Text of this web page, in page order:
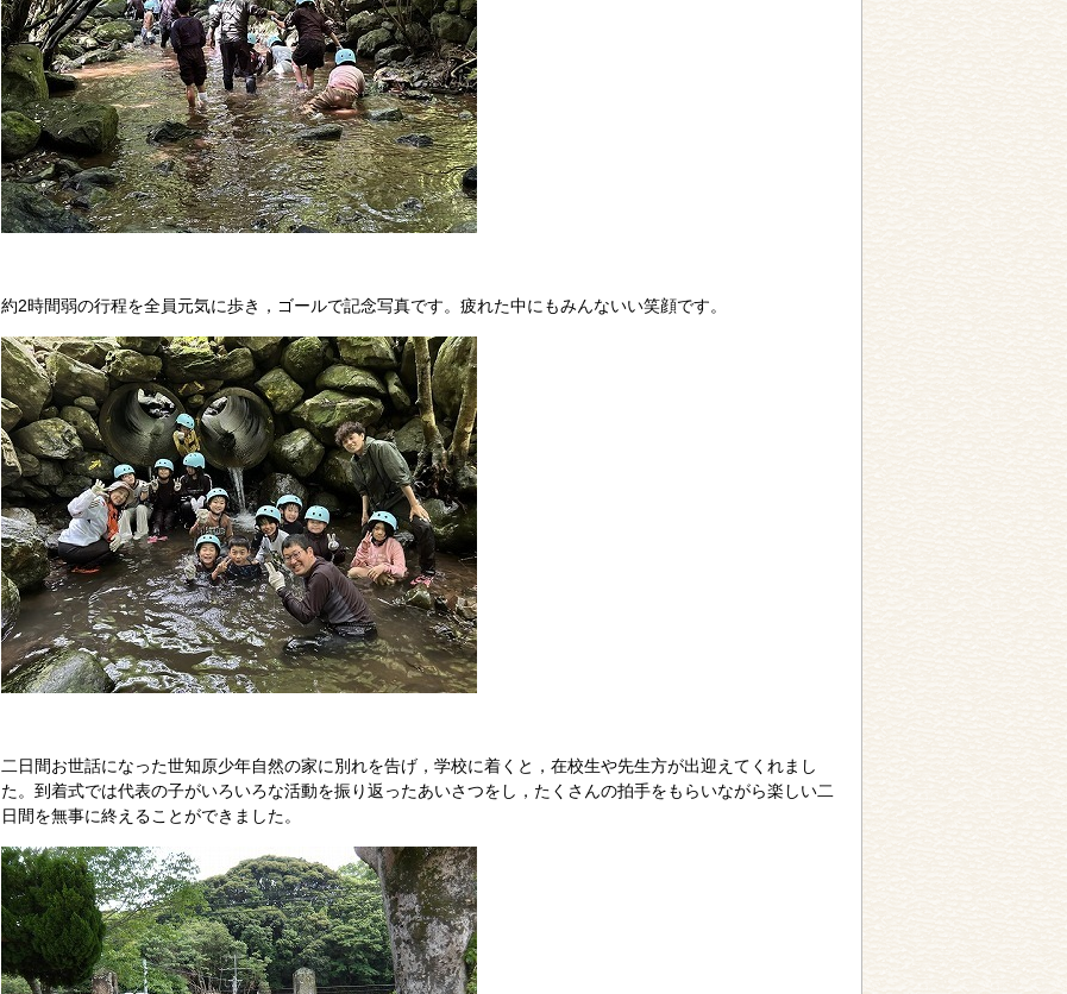
約2時間弱の行程を全員元気に歩き，ゴールで記念写真です。疲れた中にもみんないい笑顔です。
二日間お世話になった世知原少年自然の家に別れを告げ，学校に着くと，在校生や先生方が出迎えてくれまし
た。到着式では代表の子がいろいろな活動を振り返ったあいさつをし，たくさんの拍手をもらいながら楽しい二
日間を無事に終えることができました。